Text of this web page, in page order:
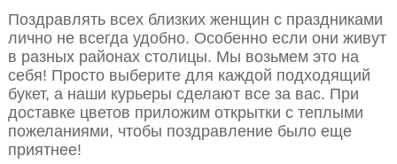
Поздравлять всех близких женщин с праздниками
лично не всегда удобно. Особенно если они живут
в разных районах столицы. Мы возьмем это на
себя! Просто выберите для каждой подходящий
букет, а наши курьеры сделают все за вас. При
доставке цветов приложим открытки с теплыми
пожеланиями, чтобы поздравление было еще
приятнее!